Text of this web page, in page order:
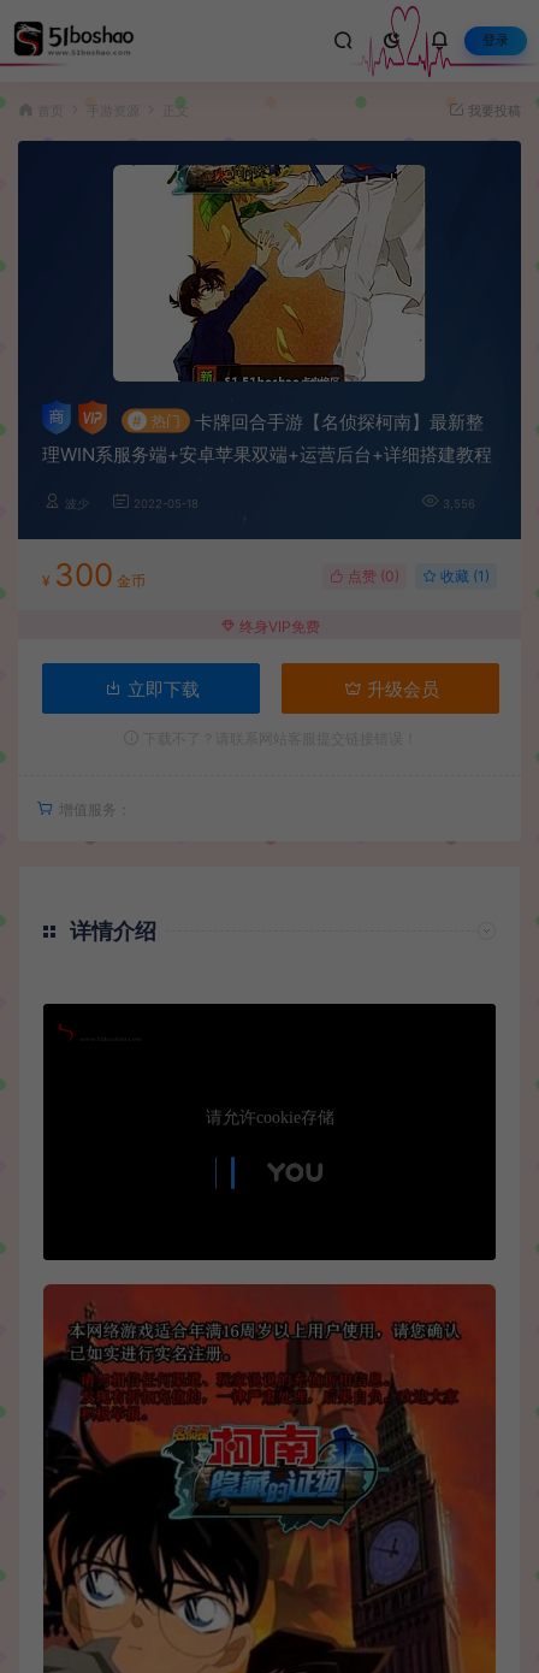
登录
手游资源 正文 我要投稿
# 热门
卡牌回合手游【名侦探柯南】最新整
理WIN系服务端+安卓苹果双端+运营后台+详细搭建教程
波少 2022-05-18 3,556
¥ 300 金币 点赞 (0) 收藏 (1)
终身VIP免费
立即下载 升级会员
增值服务：
详情介绍